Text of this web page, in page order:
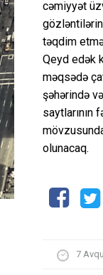
cəmiyyət
təqdim
Qeyd edək
məqsədə
şəhərində
saytlarının
olunacaq.
7